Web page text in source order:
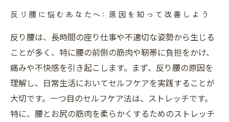
反り腰に悩むあなたへ: 原因を知って改善しよう
反り腰は、長時間の座り仕事や不適切な姿勢から生じる
ことが多く、特に腰の前側の筋肉や靭帯に負担をかけ、
痛みや不快感を引き起こします。まず、反り腰の原因を
理解し、日常生活においてセルフケアを実践することが
大切です。一つ目のセルフケア法は、ストレッチです。
特に、腰とお尻の筋肉を柔らかくするためのストレッチ